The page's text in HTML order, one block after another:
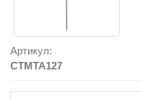
Артикул:
CTMTA127